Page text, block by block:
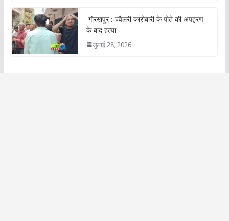
गोरखपुर : ज्वैलरी कारोबारी के पोते की अपहरण
के बाद हत्या
जुलाई 28, 2026